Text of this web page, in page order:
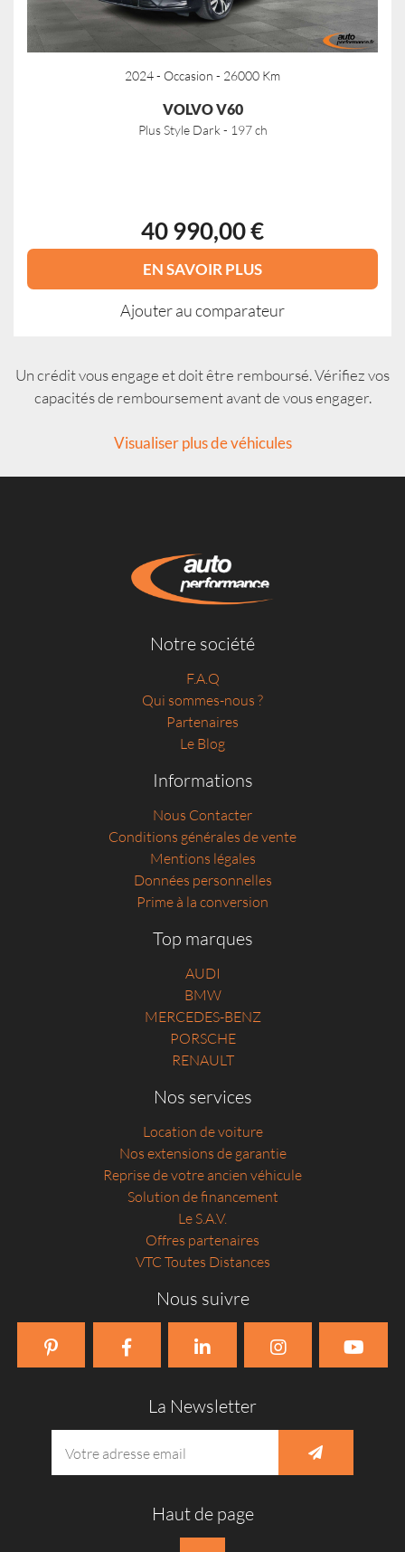
2024 - Occasion - 26000 Km
VOLVO V60
Plus Style Dark - 197 ch
40 990,00 €
EN SAVOIR PLUS
Ajouter au comparateur
Un crédit vous engage et doit être remboursé. Vérifiez vos
capacités de remboursement avant de vous engager.
Visualiser plus de véhicules
Notre société
F.A.Q
Qui sommes-nous ?
Partenaires
Le Blog
Informations
Nous Contacter
Conditions générales de vente
Mentions légales
Données personnelles
Prime à la conversion
Top marques
AUDI
BMW
MERCEDES-BENZ
PORSCHE
RENAULT
Nos services
Location de voiture
Nos extensions de garantie
Reprise de votre ancien véhicule
Solution de financement
Le S.A.V.
Offres partenaires
VTC Toutes Distances
Nous suivre
La Newsletter
Haut de page